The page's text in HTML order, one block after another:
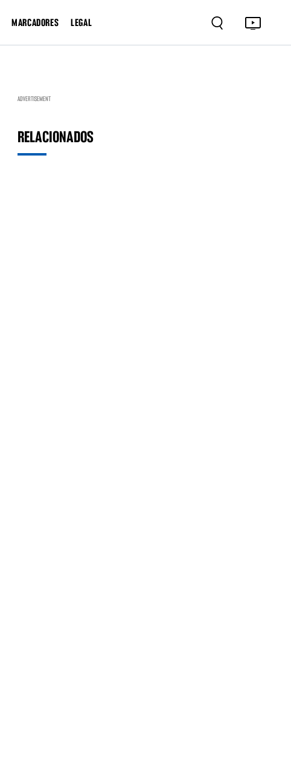
MARCADORES LEGAL
ADVERTISEMENT
RELACIONADOS